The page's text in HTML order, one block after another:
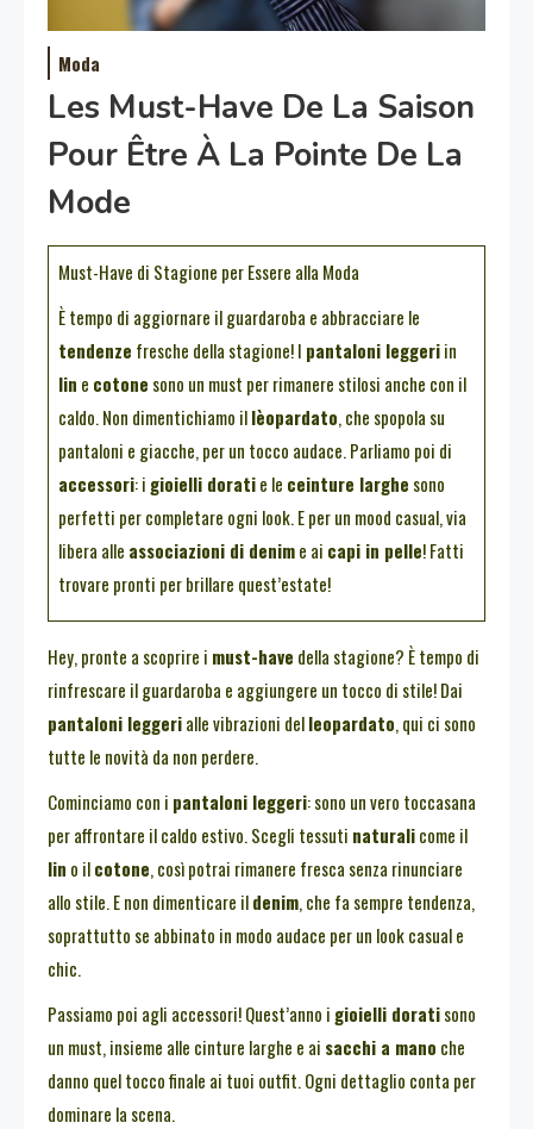
Moda
Les Must-Have De La Saison
Pour Être À La Pointe De La
Mode
Must-Have di Stagione per Essere alla Moda
È tempo di aggiornare il guardaroba e abbracciare le
tendenze fresche della stagione! I pantaloni leggeriin
lin e cotone sono un must per rimanere stilosi anche con il
caldo. Non dimentichiamo illèopardato, che spopola su
pantaloni e giacche, per un tocco audace. Parliamo poi di
accessori: i gioielli doratie le ceinture larghe sono
perfetti per completare ogni look. E per un mood casual, via
libera alle associazioni di denime ai capi in pelle! Fatti
trovare pronti per brillare quest’estate!
Hey, pronte a scoprire i must-have della stagione? È tempo di
rinfrescare il guardaroba e aggiungere un tocco di stile! Dai
pantaloni leggerialle vibrazioni delleopardato, qui ci sono
tutte le novità da non perdere.
Cominciamo con i pantaloni leggeri: sono un vero toccasana
per affrontare il caldo estivo. Scegli tessuti naturalicome il
lin o ilcotone, così potrai rimanere fresca senza rinunciare
allo stile. E non dimenticare ildenim, che fa sempre tendenza,
soprattutto se abbinato in modo audace per un look casual e
chic.
Passiamo poi agli accessori! Quest’anno i gioielli doratisono
un must, insieme alle cinture larghe e ai sacchi a mano che
danno quel tocco finale ai tuoi outfit. Ogni dettaglio conta per
dominare la scena.